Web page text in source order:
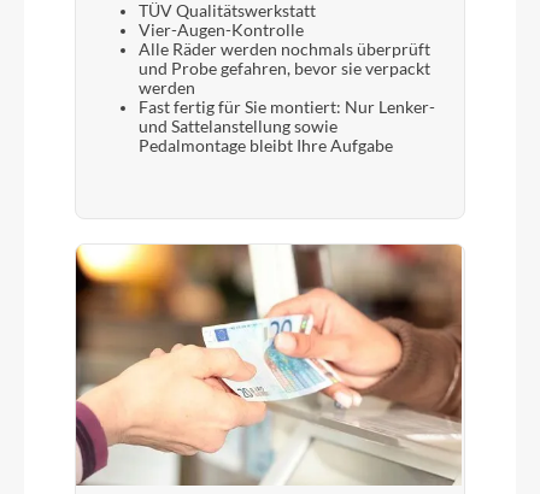
TÜV Qualitätswerkstatt
Vier-Augen-Kontrolle
Alle Räder werden nochmals überprüft
und Probe gefahren, bevor sie verpackt
werden
Fast fertig für Sie montiert: Nur Lenker-
und Sattelanstellung sowie
Pedalmontage bleibt Ihre Aufgabe